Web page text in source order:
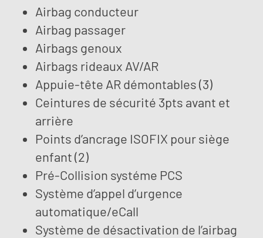
Airbag conducteur
Airbag passager
Airbags genoux
Airbags rideaux AV/AR
Appuie-tête AR démontables (3)
Ceintures de sécurité 3pts avant et
arrière
Points d’ancrage ISOFIX pour siège
enfant (2)
Pré-Collision systéme PCS
Système d’appel d’urgence
automatique/eCall
Système de désactivation de l’airbag